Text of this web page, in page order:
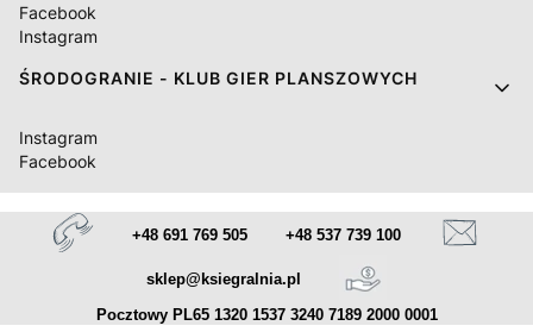
Facebook
Instagram
ŚRODOGRANIE - KLUB GIER PLANSZOWYCH
Instagram
Facebook
+48 691 769 505 +48 537 739 100
sklep@ksiegralnia.pl
Pocztowy PL65 1320 1537 3240 7189 2000 0001